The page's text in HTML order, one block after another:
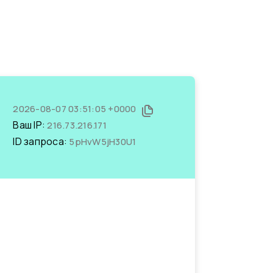
2026-08-07 03:51:05 +0000
Ваш IP:216.73.216.171
ID запроса: 5pHvW5jH30U1